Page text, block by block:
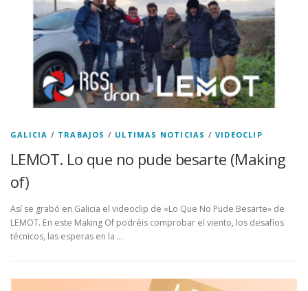
GALICIA / TRABAJOS / ULTIMAS NOTICIAS /VIDEOCLIP
LEMOT. Lo que no pude besarte (Making
of)
Así se grabó en Galicia el videoclip de «Lo Que No Pude Besarte» de
LEMOT. En este Making Of podréis comprobar el viento, los desafíos
técnicos, las esperas en la …